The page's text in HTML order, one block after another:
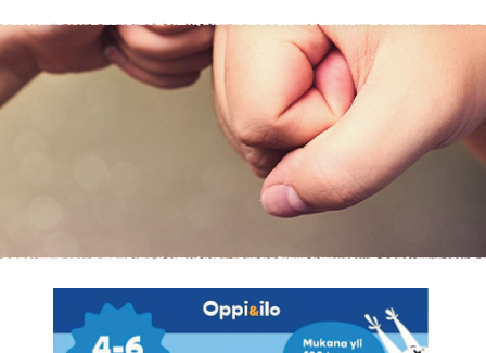
KIRJAUDU SISÄÄN
Etkö ole vielä asiakkaamme?
Luo asiakastili tästä!